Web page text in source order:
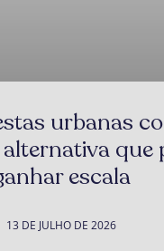
urbanas
que
escala
13 DE JULHO DE 2026